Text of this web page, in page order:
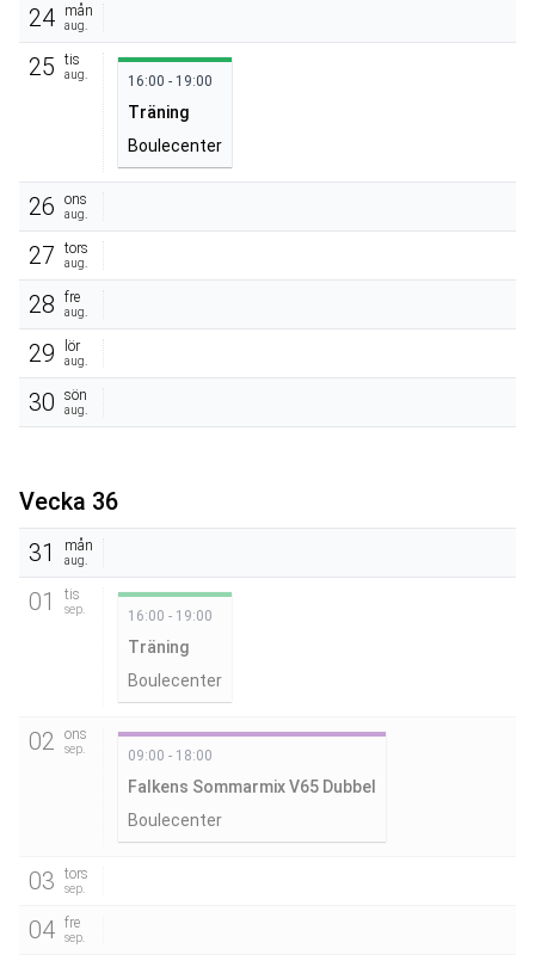
24
mån
aug.
25 tis
aug. 16:00 - 19:00
Träning
Boulecenter
26 ons
aug.
27 tors
aug.
28 fre
aug.
29 lör
aug.
30 sön
aug.
Vecka 36
31
mån
aug.
01 tis
sep. 16:00 - 19:00
Träning
Boulecenter
02 ons
sep. 09:00 - 18:00
Falkens Sommarmix V65 Dubbel
Boulecenter
03 tors
sep.
04 fre
sep.